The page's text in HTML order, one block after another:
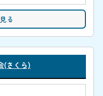
る
(さくら)